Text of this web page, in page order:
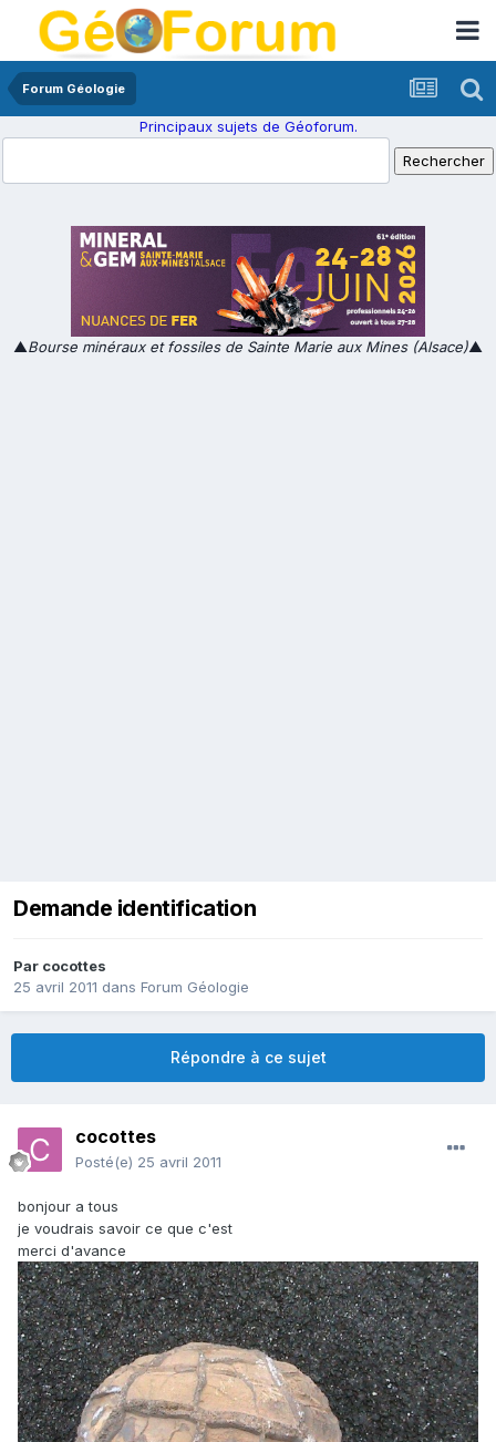
Forum Géologie
Principaux sujets de Géoforum.
▲Bourse minéraux et fossiles de Sainte Marie aux Mines (Alsace)▲
Demande identification
Par cocottes
25 avril 2011 dans Forum Géologie
Répondre à ce sujet
cocottes
Posté(e) 25 avril 2011
bonjour a tous
je voudrais savoir ce que c'est
merci d'avance